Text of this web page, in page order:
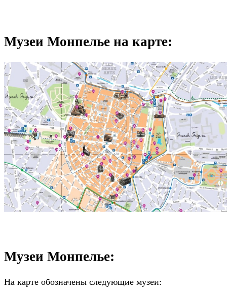
Музеи Монпелье на карте:
Музеи Монпелье:
На карте обозначены следующие музеи: